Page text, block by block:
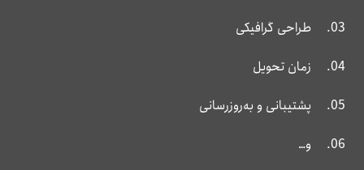
طراحی گرافیکی
زمان تحویل
پشتیبانی و به‌روزرسانی
و…